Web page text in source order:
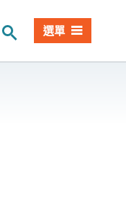
站內搜尋選單